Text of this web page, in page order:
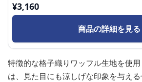
¥3,160
商品の詳細を見る
特徴的な格子織りワッフル生地を使
は、見た目にも涼しげな印象を与え